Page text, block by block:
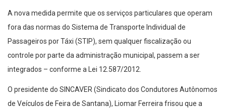
A nova medida permite que os serviços particulares que operam
fora das normas do Sistema de Transporte Individual de
Passageiros por Táxi (STIP), sem qualquer fiscalização ou
controle por parte da administração municipal, passem a ser
integrados – conforme a Lei 12.587/2012.
O presidente do SINCAVER (Sindicato dos Condutores Autônomos
de Veículos de Feira de Santana), Liomar Ferreira frisou que a